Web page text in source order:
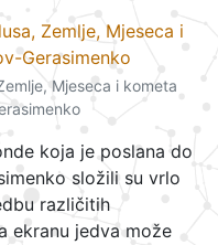
Mjeseca i kometa
koja je poslana do
složili su vrlo
različitih
ekranu jedva može